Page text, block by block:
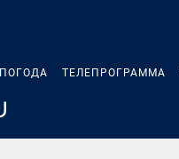
ПОГОДА ТЕЛЕПРОГРАММА